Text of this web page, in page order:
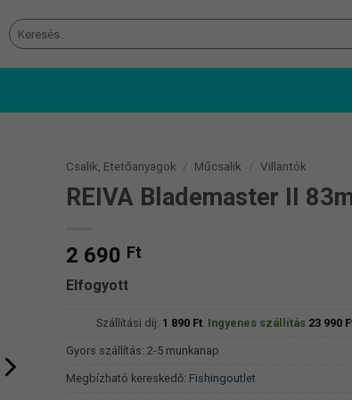
Keresés
a
Csalik, Etetőanyagok / Műcsalik / Villantók
REIVA Blademaster II
2 690 Ft
Elfogyott
Szállítási díj: 1 890 Ft. Ingyenes szállítás 23 990
Gyors szállítás: 2-5 munkanap
Megbízható kereskedő: Fishingoutlet